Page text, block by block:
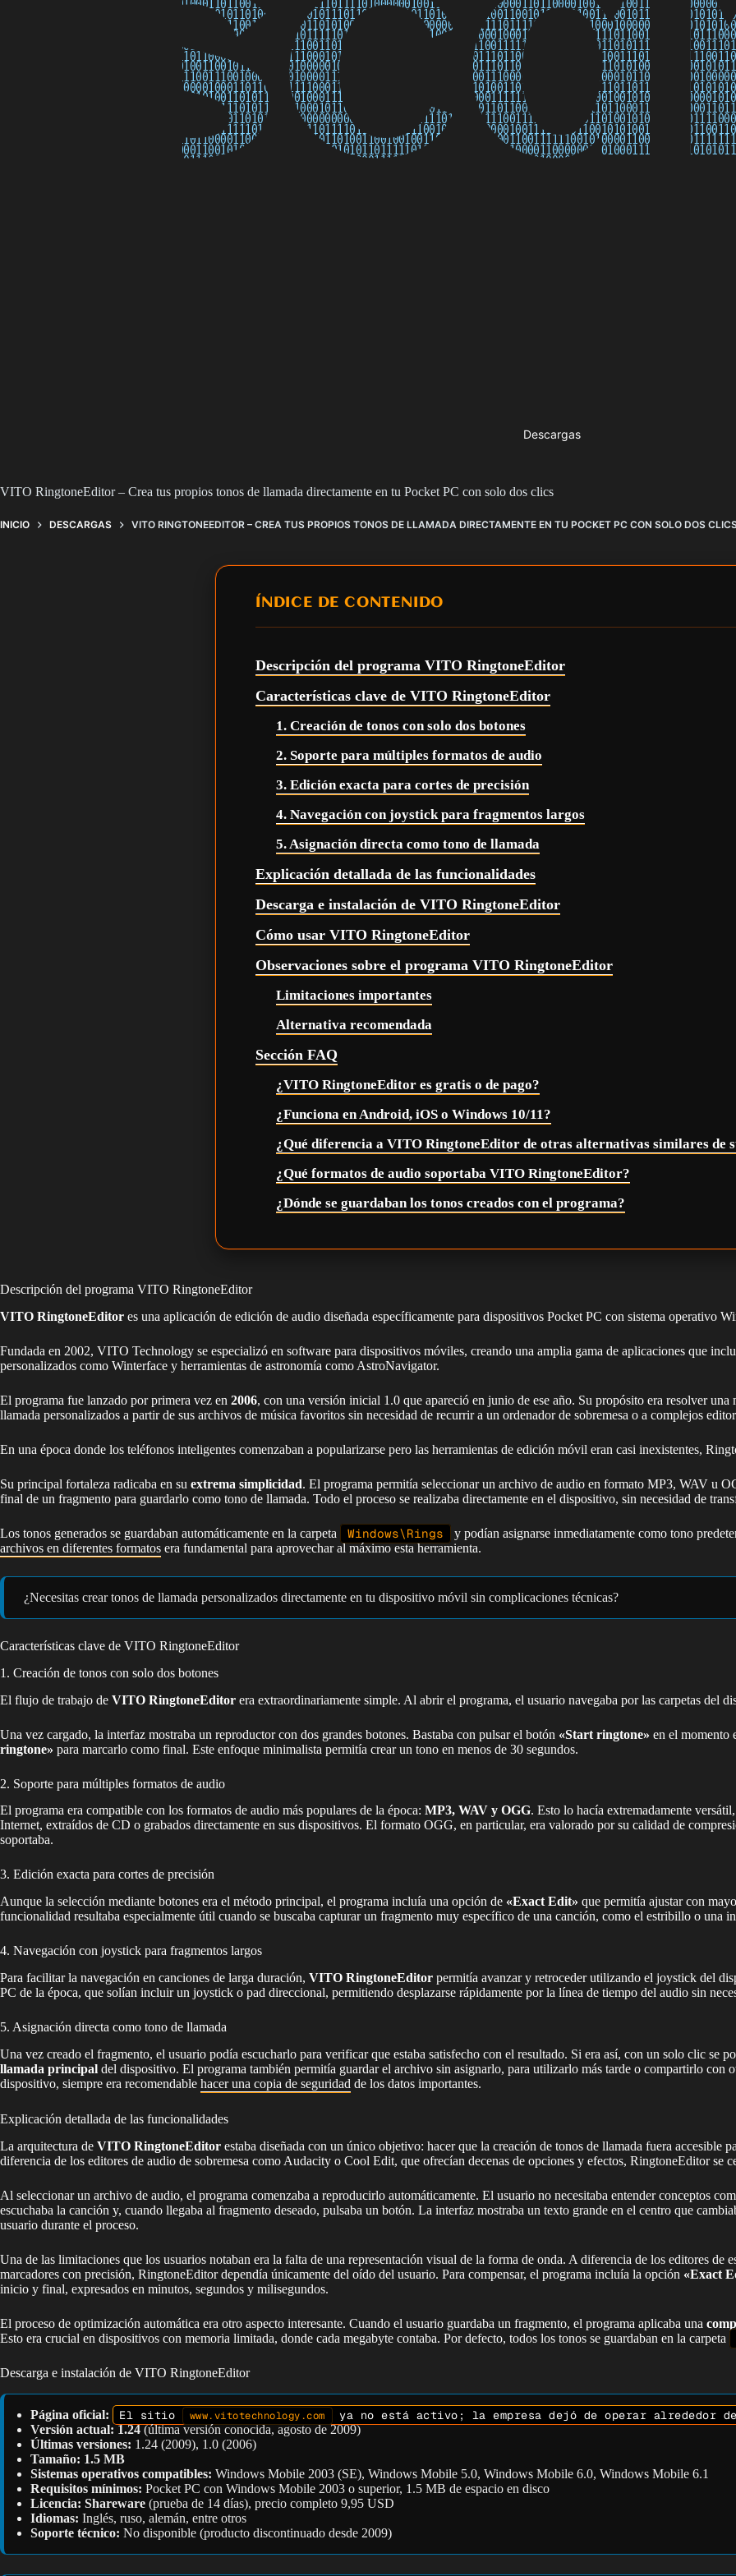
Descargas
VITO RingtoneEditor – Crea tus propios tonos de llamada directamente en tu Pocket PC con solo dos clics
INICIO DESCARGAS VITO RINGTONEEDITOR – CREA TUS PROPIOS TONOS DE LLAMADA DIRECTAMENTE EN TU POCKET PC CON SOLO DOS
ÍNDICE DE CONTENIDO
Descripción del programa VITO RingtoneEditor
Características clave de VITO RingtoneEditor
1. Creación de tonos con solo dos botones
2. Soporte para múltiples formatos de audio
3. Edición exacta para cortes de precisión
4. Navegación con joystick para fragmentos largos
5. Asignación directa como tono de llamada
Explicación detallada de las funcionalidades
Descarga e instalación de VITO RingtoneEditor
Cómo usar VITO RingtoneEditor
Observaciones sobre el programa VITO RingtoneEditor
Limitaciones importantes
Alternativa recomendada
Sección FAQ
¿VITO RingtoneEditor es gratis o de pago?
¿Funciona en Android, iOS o Windows 10/11?
¿Qué diferencia a VITO RingtoneEditor de otras alternativas similares de
¿Qué formatos de audio soportaba VITO RingtoneEditor?
¿Dónde se guardaban los tonos creados con el programa?
Descripción del programa VITO RingtoneEditor
VITO RingtoneEditor es una aplicación de edición de audio diseñada específicamente para dispositivos Pocket PC con sistema operativo
Fundada en 2002, VITO Technology se especializó en software para dispositivos móviles, creando una amplia gama de aplicaciones que
personalizados como Winterface y herramientas de astronomía como AstroNavigator.
El programa fue lanzado por primera vez en 2006, con una versión inicial 1.0 que apareció en junio de ese año. Su propósito era resolver
llamada personalizados a partir de sus archivos de música favoritos sin necesidad de recurrir a un ordenador de sobremesa o a complejos
En una época donde los teléfonos inteligentes comenzaban a popularizarse pero las herramientas de edición móvil eran casi inexistentes,
Su principal fortaleza radicaba en su extrema simplicidad. El programa permitía seleccionar un archivo de audio en formato MP3, WAV u
final de un fragmento para guardarlo como tono de llamada. Todo el proceso se realizaba directamente en el dispositivo, sin necesidad de
Los tonos generados se guardaban automáticamente en la carpeta Windows\Rings
y podían asignarse inmediatamente como tono
archivos en diferentes formatos era fundamental para aprovechar al máximo esta herramienta.
¿Necesitas crear tonos de llamada personalizados directamente en tu dispositivo móvil sin complicaciones técnicas?
Características clave de VITO RingtoneEditor
1. Creación de tonos con solo dos botones
El flujo de trabajo de VITO RingtoneEditor era extraordinariamente simple. Al abrir el programa, el usuario navegaba por las carpetas del
Una vez cargado, la interfaz mostraba un reproductor con dos grandes botones. Bastaba con pulsar el botón «Start ringtone» en el momento
ringtone» para marcarlo como final. Este enfoque minimalista permitía crear un tono en menos de 30 segundos.
2. Soporte para múltiples formatos de audio
El programa era compatible con los formatos de audio más populares de la época: MP3, WAV y OGG. Esto lo hacía extremadamente
Internet, extraídos de CD o grabados directamente en sus dispositivos. El formato OGG, en particular, era valorado por su calidad de
soportaba.
3. Edición exacta para cortes de precisión
Aunque la selección mediante botones era el método principal, el programa incluía una opción de «Exact Edit» que permitía ajustar con
funcionalidad resultaba especialmente útil cuando se buscaba capturar un fragmento muy específico de una canción, como el estribillo o una
4. Navegación con joystick para fragmentos largos
Para facilitar la navegación en canciones de larga duración, VITO RingtoneEditor permitía avanzar y retroceder utilizando el joystick del
PC de la época, que solían incluir un joystick o pad direccional, permitiendo desplazarse rápidamente por la línea de tiempo del audio sin
5. Asignación directa como tono de llamada
Una vez creado el fragmento, el usuario podía escucharlo para verificar que estaba satisfecho con el resultado. Si era así, con un solo clic se
llamada principal del dispositivo. El programa también permitía guardar el archivo sin asignarlo, para utilizarlo más tarde o compartirlo con
dispositivo, siempre era recomendable hacer una copia de seguridad de los datos importantes.
Explicación detallada de las funcionalidades
La arquitectura de VITO RingtoneEditor estaba diseñada con un único objetivo: hacer que la creación de tonos de llamada fuera accesible
diferencia de los editores de audio de sobremesa como Audacity o Cool Edit, que ofrecían decenas de opciones y efectos, RingtoneEditor se
Al seleccionar un archivo de audio, el programa comenzaba a reproducirlo automáticamente. El usuario no necesitaba entender conceptos
escuchaba la canción y, cuando llegaba al fragmento deseado, pulsaba un botón. La interfaz mostraba un texto grande en el centro que
usuario durante el proceso.
Una de las limitaciones que los usuarios notaban era la falta de una representación visual de la forma de onda. A diferencia de los editores de
marcadores con precisión, RingtoneEditor dependía únicamente del oído del usuario. Para compensar, el programa incluía la opción «Exact
inicio y final, expresados en minutos, segundos y milisegundos.
El proceso de optimización automática era otro aspecto interesante. Cuando el usuario guardaba un fragmento, el programa aplicaba una
Esto era crucial en dispositivos con memoria limitada, donde cada megabyte contaba. Por defecto, todos los tonos se guardaban en la carpeta
Descarga e instalación de VITO RingtoneEditor
Página oficial: El sitio www.vitotechnology.com ya no está activo; la empresa dejó de operar alrededor
Versión actual: 1.24(última versión conocida, agosto de 2009)
Últimas versiones: 1.24 (2009), 1.0 (2006)
Tamaño: 1.5 MB
Sistemas operativos compatibles: Windows Mobile 2003 (SE), Windows Mobile 5.0, Windows Mobile 6.0, Windows Mobile 6.1
Requisitos mínimos: Pocket PC con Windows Mobile 2003 o superior, 1.5 MB de espacio en disco
Licencia: Shareware (prueba de 14 días), precio completo 9,95 USD
Idiomas: Inglés, ruso, alemán, entre otros
Soporte técnico: No disponible (producto discontinuado desde 2009)